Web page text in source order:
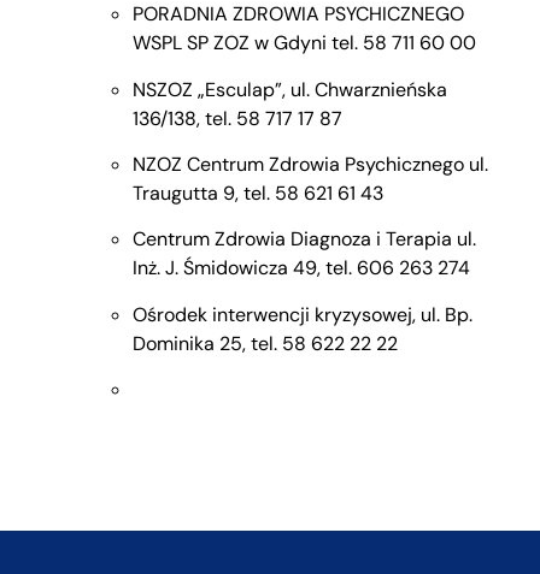
PORADNIA ZDROWIA PSYCHICZNEGO
WSPL SP ZOZ w Gdyni tel. 58 711 60 00
NSZOZ „Esculap”, ul. Chwarznieńska
136/138, tel. 58 717 17 87
NZOZ Centrum Zdrowia Psychicznego ul.
Traugutta 9, tel. 58 621 61 43
Centrum Zdrowia Diagnoza i Terapia ul.
Inż. J. Śmidowicza 49, tel. 606 263 274
Ośrodek interwencji kryzysowej, ul. Bp.
Dominika 25, tel. 58 622 22 22